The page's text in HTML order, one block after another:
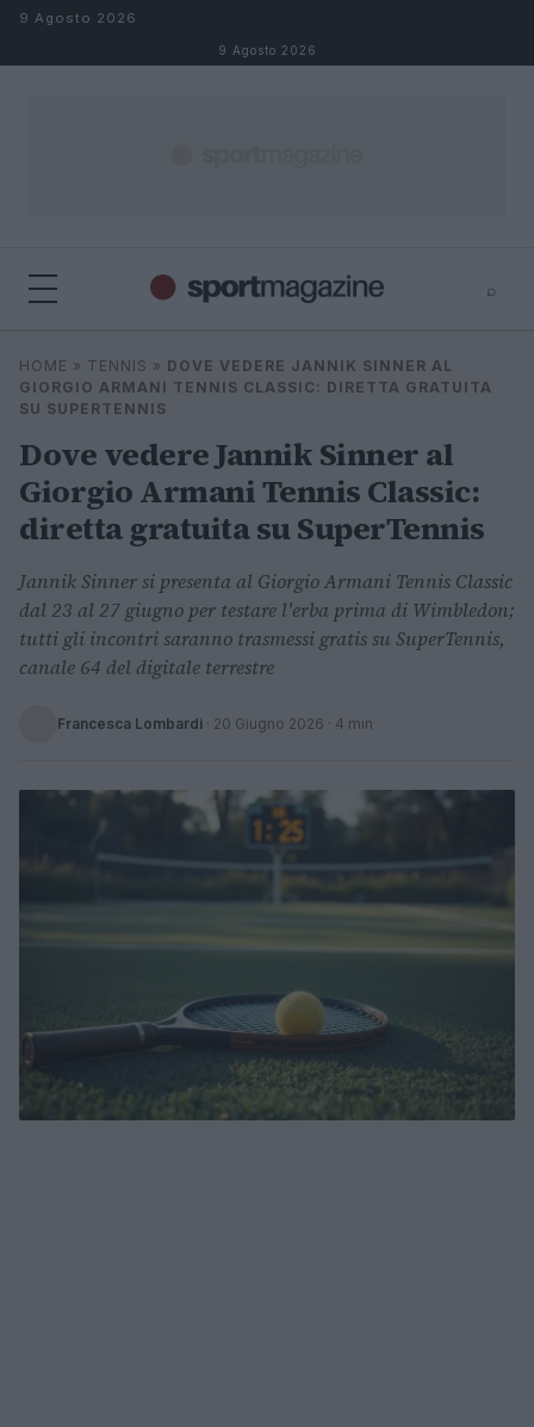
Salta al contenuto
9 Agosto 2026
9 Agosto 2026
⌕
Cerca
HOME » TENNIS » DOVE VEDERE JANNIK SINNER AL
GIORGIO ARMANI TENNIS CLASSIC: DIRETTA GRATUITA
SU SUPERTENNIS
Dove vedere Jannik Sinner al
Giorgio Armani Tennis Classic:
diretta gratuita su SuperTennis
Jannik Sinner si presenta al Giorgio Armani Tennis Classic
dal 23 al 27 giugno per testare l'erba prima di Wimbledon;
tutti gli incontri saranno trasmessi gratis su SuperTennis,
canale 64 del digitale terrestre
Francesca Lombardi · 20 Giugno 2026 · 4 min